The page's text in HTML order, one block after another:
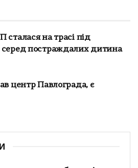
сталася на трасі під
серед постраждалих дитина
центр Павлограда, є